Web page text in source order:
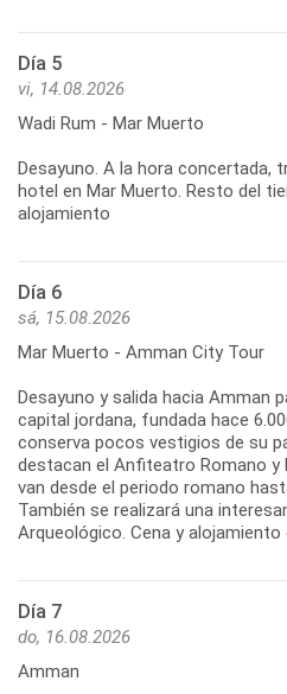
Día 5
vi, 14.08.2026
Wadi Rum - Mar Muerto
Desayuno. A la hora concertada,
hotel en Mar Muerto. Resto del
alojamiento
Día 6
sá, 15.08.2026
Mar Muerto - Amman City Tour
Desayuno y salida hacia Amman
capital jordana, fundada hace
conserva pocos vestigios de su
destacan el Anfiteatro Romano y
van desde el periodo romano
También se realizará una
Arqueológico. Cena y
Día 7
do, 16.08.2026
Amman